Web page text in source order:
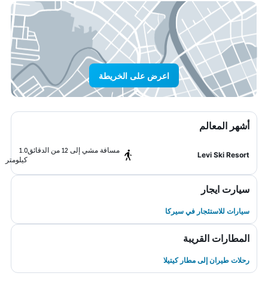
اعرض على الخريطة
أشهر المعالم
Levi Ski Resort
مسافة مشي إلى 12 من الدقائق
1.0
كيلومتر
سيارت ايجار
سيارات للاستئجار في سيركا
المطارات القريبة
رحلات طيران إلى مطار كيتيلا